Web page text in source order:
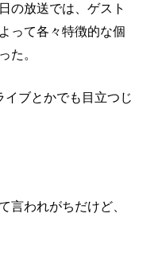
の放送では、ゲスト
って各々特徴的な個
た。
ブとかでも目立つじ
言われがちだけど、